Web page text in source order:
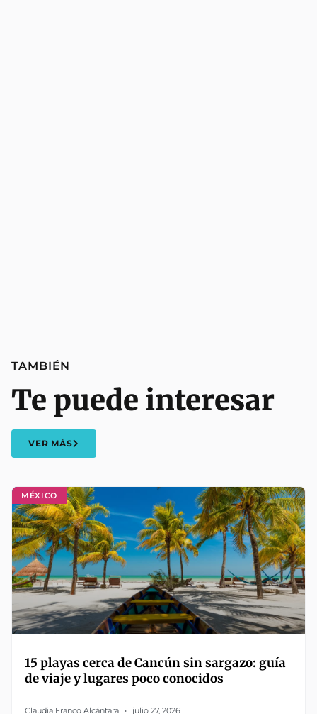
MÉXICO
15 playas cerca de Cancún sin sargazo: guía
de viaje y lugares poco conocidos
Claudia Franco Alcántara julio 27, 2026
TAMBIÉN
Te puede interesar
VER MÁS